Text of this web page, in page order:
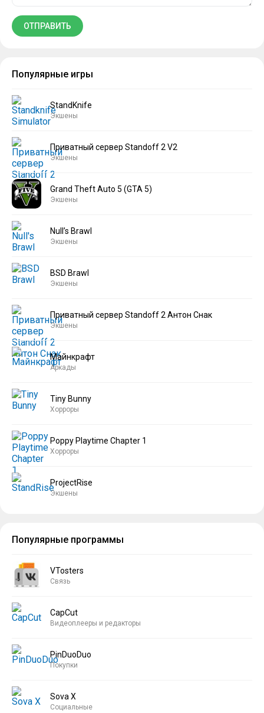
Популярные игры
StandKnife
Экшены
Приватный сервер Standoff 2 V2
Экшены
Grand Theft Auto 5 (GTA 5)
Экшены
Null’s Brawl
Экшены
BSD Brawl
Экшены
Приватный сервер Standoff 2 Антон Снак
Экшены
Майнкрафт
Аркады
Tiny Bunny
Хорроры
Poppy Playtime Chapter 1
Хорроры
ProjectRise
Экшены
Популярные программы
VTosters
Связь
CapCut
Видеоплееры и редакторы
PinDuoDuo
Покупки
Sova X
Социальные